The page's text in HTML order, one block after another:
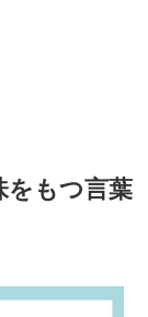
をもつ言葉